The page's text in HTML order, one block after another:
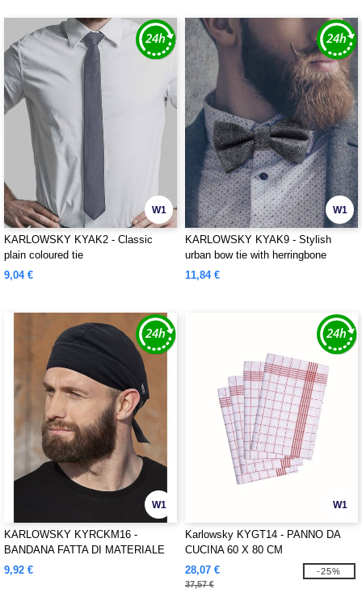
W1
KARLOWSKY KYAK2 - Classic
plain coloured tie
9,04 €
W1
KARLOWSKY KYAK9 - Stylish
urban bow tie with herringbone
pattern
11,84 €
W1
KARLOWSKY KYRCKM16 -
BANDANA FATTA DI MATERIALE
SOSTENIBILE
9,92 €
W1
Karlowsky KYGT14 - PANNO DA
CUCINA 60 X 80 CM
28,07 €
37,57 €
-25%